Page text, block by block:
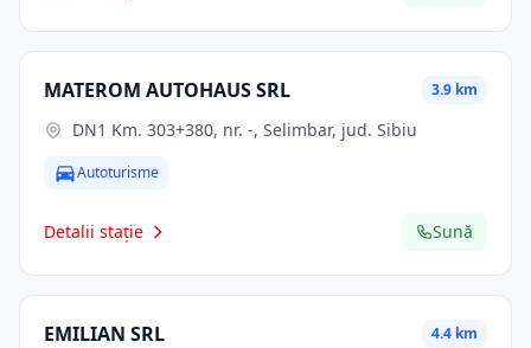
MATEROM AUTOHAUS SRL 3.9 km
DN1 Km. 303+380, nr. -, Selimbar, jud. Sibiu
Autoturisme
Detalii stație Sună
EMILIAN SRL 4.4 km